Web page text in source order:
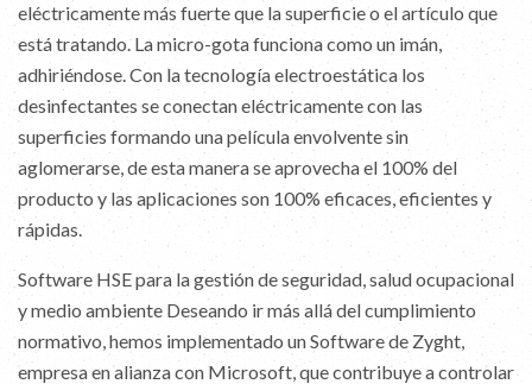
eléctricamente más fuerte que la superficie o el artículo que
está tratando. La micro-gota funciona como un imán,
adhiriéndose. Con la tecnología electroestática los
desinfectantes se conectan eléctricamente con las
superficies formando una película envolvente sin
aglomerarse, de esta manera se aprovecha el 100% del
producto y las aplicaciones son 100% eficaces, eficientes y
rápidas.
Software HSE para la gestión de seguridad, salud ocupacional
y medio ambiente Deseando ir más allá del cumplimiento
normativo, hemos implementado un Software de Zyght,
empresa en alianza con Microsoft, que contribuye a controlar